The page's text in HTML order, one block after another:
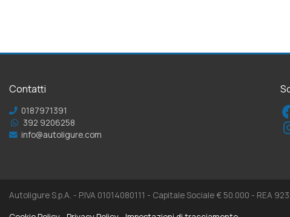
Contatti
0187971391
392 9206258
info@autoligure.com
Autoligure S.p.A. - P.IVA 01014080111 - Capitale Sociale € 50.000 - REA